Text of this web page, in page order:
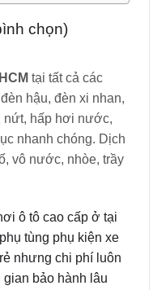
chọn)
tại tất cả các
hậu, đèn xi nhan,
nứt, hấp hơi nước,
nhanh chóng. Dịch
vô nước, nhòe, trầy
ô tô cao cấp ở tại
tùng phụ kiện xe
nhưng chi phí luôn
bảo hành lâu